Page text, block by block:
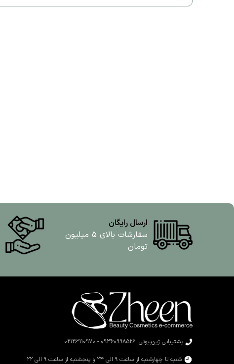
ارسال رایگان
سفارشات بالای 5 میلیون
تومان
پشتیبانی ژین‌بیوتی: 09360998526 - 02126910970
شنبه تا چهارشنبه از ساعت ۹ الی ۲۴ و پنجشنبه از ساعت ۹ الی ۲۲